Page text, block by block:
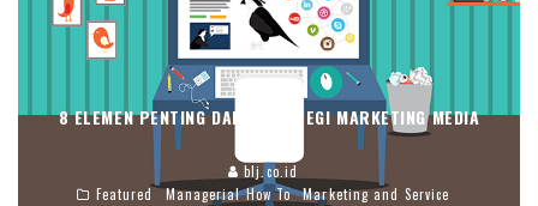
8 ELEMEN PENTING DARI STRATEGI MARKETING MEDIA
blj.co.id
Featured
Managerial How To
Marketing and Service